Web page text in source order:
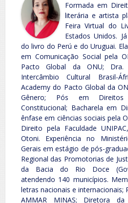
Formada em
literária e artista
Feira Virtual do
Estados Unidos.
do livro do Perú e do Uruguai.
em Comunicação Social pela
Pacto Global da ONU; Dra.
Intercâmbio Cultural Brasil-
Academy do Pacto Global da
Gênero; Pós em Direitos
Constitucional; Bacharela em
ênfase em ciências sociais pela
Direito pela Faculdade
Otoni. Experiência no
Gerais em estágio de pós-
Regional das Promotorias de
da Bacia do Rio Doce
atendendo 140 municípios.
letras nacionais e internacionais;
AMMAR MINAS; Diretora